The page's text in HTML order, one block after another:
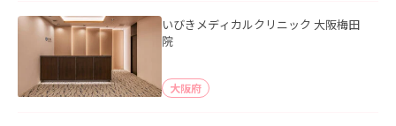
いびきメディカルクリニック 大阪梅田
院
大阪府